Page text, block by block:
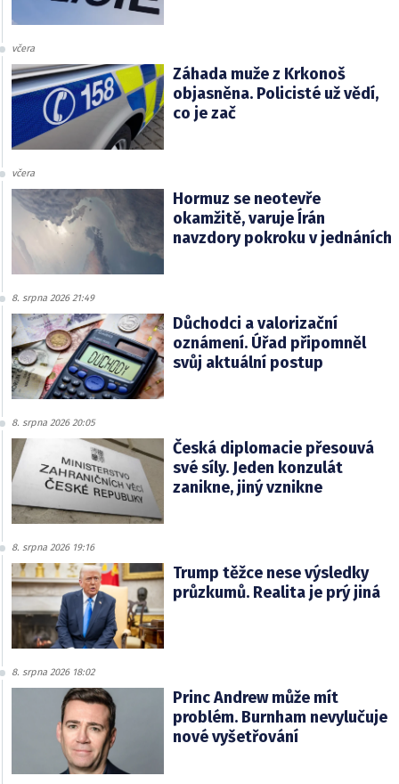
včera
Záhada muže z Krkonoš
objasněna. Policisté už vědí,
co je zač
včera
Hormuz se neotevře
okamžitě, varuje Írán
navzdory pokroku v jednáních
8. srpna 2026 21:49
Důchodci a valorizační
oznámení. Úřad připomněl
svůj aktuální postup
8. srpna 2026 20:05
Česká diplomacie přesouvá
své síly. Jeden konzulát
zanikne, jiný vznikne
8. srpna 2026 19:16
Trump těžce nese výsledky
průzkumů. Realita je prý jiná
8. srpna 2026 18:02
Princ Andrew může mít
problém. Burnham nevylučuje
nové vyšetřování